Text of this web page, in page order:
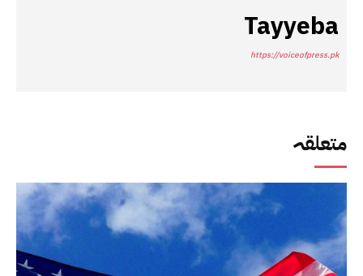
متعلقہ
Tayyeba
https://voiceofpress.pk